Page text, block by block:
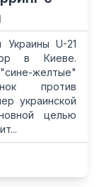
U-21
в Киеве.
желтые"
против
украинской
целью